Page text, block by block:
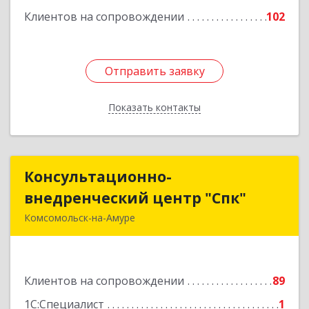
Клиентов на сопровождении 102
Отправить заявку
Показать контакты
Подробнее
Отправить заявку
Назад
Консультационно-
внедренческий центр "Спк"
Комсомольск-на-Амуре
Клиентов на сопровождении
89
1С:Специалист
1
Консультационно-
внедренческий центр "Спк"
Подробнее